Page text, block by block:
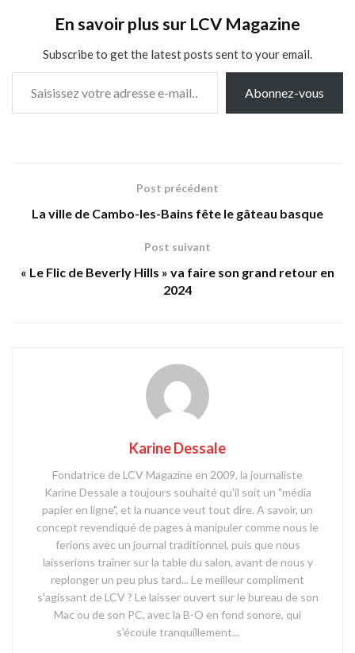
En savoir plus sur LCV Magazine
Subscribe to get the latest posts sent to your email.
Saisissez votre adresse e-mail…
Abonnez-vous
Post précédent
La ville de Cambo-les-Bains fête le gâteau basque
Post suivant
« Le Flic de Beverly Hills » va faire son grand retour en
2024
Karine Dessale
Fondatrice de LCV Magazine en 2009, la journaliste
Karine Dessale a toujours souhaité qu'il soit un "média
papier en ligne", et la nuance veut tout dire. A savoir, un
concept revendiqué de pages à manipuler comme nous le
ferions avec un journal traditionnel, puis que nous
laisserions traîner sur la table du salon, avant de nous y
replonger un peu plus tard... Le meilleur compliment
s'agissant de LCV ? Le laisser ouvert sur le bureau de son
Mac ou de son PC, avec la B-O en fond sonore, qui
s'écoule tranquillement...